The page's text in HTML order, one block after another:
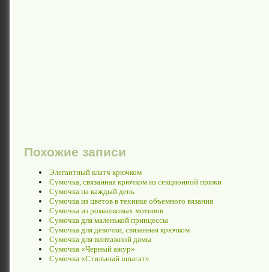
Похожие записи
Элегантный клатч крючком
Сумочка, связанная крючком из секционной пряжи
Сумочка на каждый день
Сумочка из цветов в технике объемного вязания
Сумочка из ромашковых мотивов
Сумочка для маленькой принцессы
Сумочка для девочки, связанная крючком
Сумочка для винтажной дамы
Сумочка «Черный ажур»
Сумочка «Стильный шпагат»